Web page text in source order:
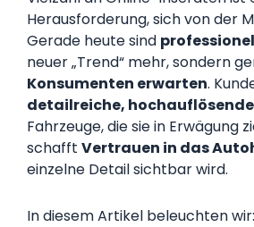
Herausforderung, sich von der
Gerade heute sind
neuer „Trend“ mehr, sondern
Konsumenten erwarten.
detailreiche,
Fahrzeuge, die sie in Erwägung
schafft Vertrauen in das
einzelne Detail sichtbar wird.
In diesem Artikel beleuchten wir: